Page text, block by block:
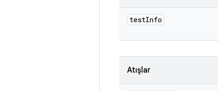
testInfo
Atışlar